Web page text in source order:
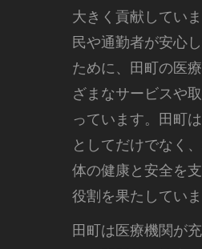
大きく貢献してい
民や通勤者が安心
ために、田町の医
ざまなサービスや
っています。田町
としてだけでなく
体の健康と安全を
役割を果たしていま
田町は医療機関が